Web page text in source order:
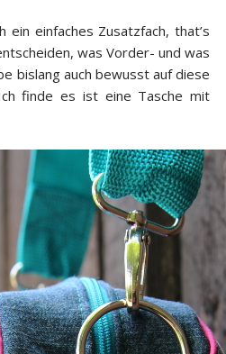
ein einfaches Zusatzfach, that’s
was Vorder- und was
bislang auch bewusst auf diese
finde es ist eine Tasche mit